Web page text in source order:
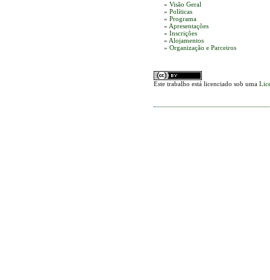
» Visão Geral
» Políticas
» Programa
» Apresentações
» Inscrições
» Alojamentos
» Organização e Parceiros
Este trabalho está licenciado sob uma